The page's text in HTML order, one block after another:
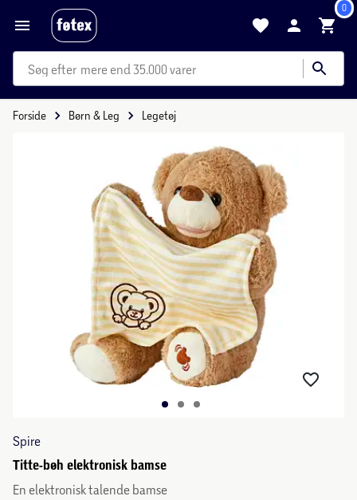
0
mere end 35.000 varer
Forside Børn & Leg Legetøj
Spire
Titte-bøh elektronisk bamse
En elektronisk talende bamse